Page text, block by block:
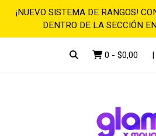
¡NUEVO SISTEMA DE RANGOS!
DENTRO DE LA SECCIÓN
0 - $0,00